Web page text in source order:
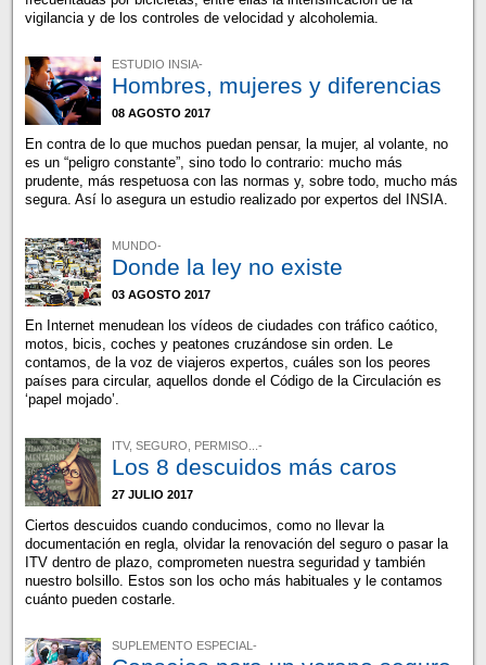
vigilancia y de los controles de velocidad y alcoholemia.
ESTUDIO INSIA-
Hombres, mujeres y diferencias
08 AGOSTO 2017
En contra de lo que muchos puedan pensar, la mujer, al volante, no
es un “peligro constante”, sino todo lo contrario: mucho más
prudente, más respetuosa con las normas y, sobre todo, mucho más
segura. Así lo asegura un estudio realizado por expertos del INSIA.
MUNDO-
Donde la ley no existe
03 AGOSTO 2017
En Internet menudean los vídeos de ciudades con tráfico caótico,
motos, bicis, coches y peatones cruzándose sin orden. Le
contamos, de la voz de viajeros expertos, cuáles son los peores
países para circular, aquellos donde el Código de la Circulación es
‘papel mojado’.
ITV, SEGURO, PERMISO...-
Los 8 descuidos más caros
27 JULIO 2017
Ciertos descuidos cuando conducimos, como no llevar la
documentación en regla, olvidar la renovación del seguro o pasar la
ITV dentro de plazo, comprometen nuestra seguridad y también
nuestro bolsillo. Estos son los ocho más habituales y le contamos
cuánto pueden costarle.
SUPLEMENTO ESPECIAL-